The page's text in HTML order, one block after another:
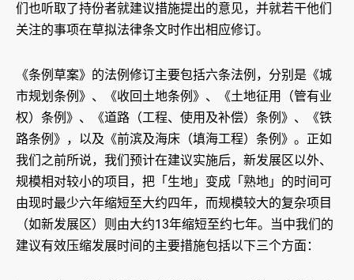
们也听取了持份者就建议措施提出的意见，并就若干他们
关注的事项在草拟法律条文时作出相应修订。
《条例草案》的法例修订主要包括六条法例，分别是《城
市规划条例》、《收回土地条例》、《土地征用（管有业
权）条例》、《道路（工程、使用及补偿）条例》、《铁
路条例》，以及《前滨及海床（填海工程）条例》。正如
我们之前所说，我们预计在建议实施后，新发展区以外、
规模相对较小的项目，把「生地」变成「熟地」的时间可
由现时最少六年缩短至大约四年，而规模较大的复杂项目
（如新发展区）则由大约13年缩短至约七年。当中我们的
建议有效压缩发展时间的主要措施包括以下三个方面：